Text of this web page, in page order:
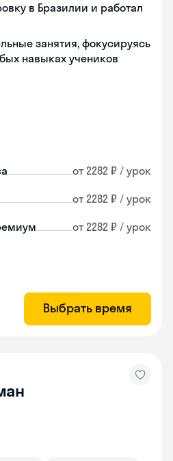
в Бразилии и работал
занятия, фокусируясь
навыках учеников
от 2282 ₽ / урок
от 2282 ₽ / урок
от 2282 ₽ / урок
Выбрать время